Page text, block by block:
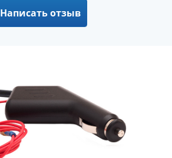
Написать отзыв